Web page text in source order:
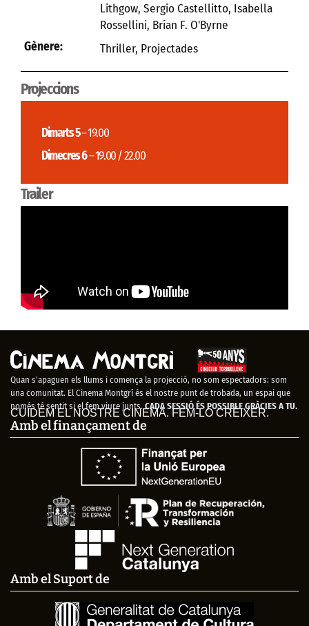
Lithgow, Sergio Castellitto, Isabella
Rossellini, Brían F. O'Byrne
Gènere:
Thriller, Projectades
Projeccions
Dimarts 5– 19.00
Dimecres 6– 19.00 / 22.00
Trailer
Quan s’apaguen els llums i comença la projecció, no som espectadors: som
una comunitat. El Cinema Montgrí és el nostre punt de trobada, un espai que
només té sentit si el fem viure junts. CADA SESSIÓ ÉS POSSIBLE GRÀCIES A TU.
CUIDEM EL NOSTRE CINEMA. FEM-LO CRÉIXER.
Amb el finançament de
Amb el Suport de